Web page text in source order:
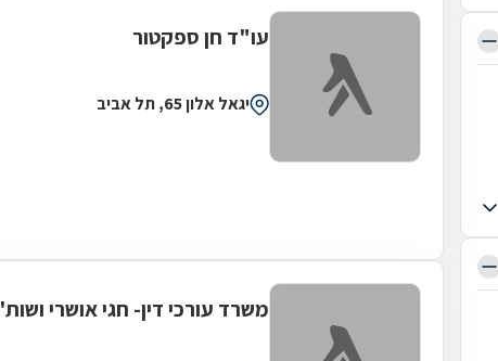
עו"ד חן ספקטור
יגאל אלון 65, תל אביב
משרד עורכי דין- חגי אושרי ושות'